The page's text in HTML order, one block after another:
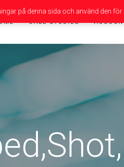
CASE STUDIES
på denna sida och använd den